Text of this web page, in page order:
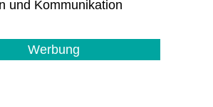
und Kommunikation
Werbung